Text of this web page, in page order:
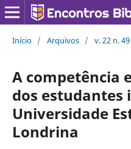
Início / Arquivos / v. 22 n.
A competência
dos estudantes
Universidade
Londrina